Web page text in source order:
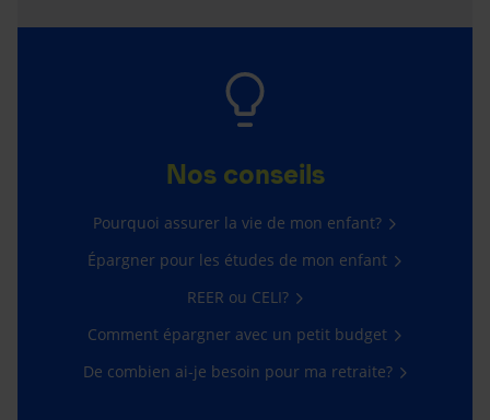
Nos conseils
Pourquoi assurer la vie de mon enfant?
Épargner pour les études de mon enfant
REER ou CELI?
Comment épargner avec un petit budget
De combien ai-je besoin pour ma retraite?